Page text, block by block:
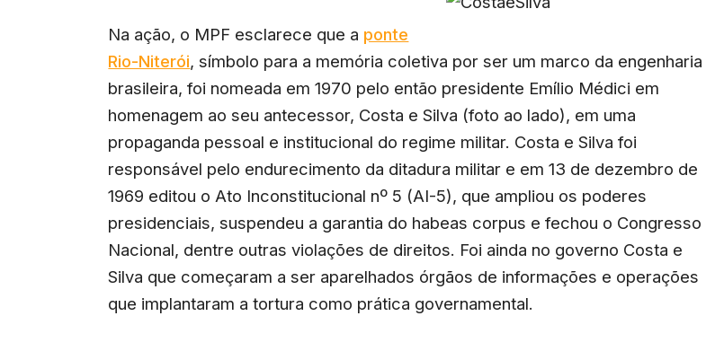
Na ação, o MPF esclarece que a ponte
Rio-Niterói, símbolo para a memória coletiva por ser um marco da engenharia
brasileira, foi nomeada em 1970 pelo então presidente Emílio Médici em
homenagem ao seu antecessor, Costa e Silva (foto ao lado), em uma
propaganda pessoal e institucional do regime militar. Costa e Silva foi
responsável pelo endurecimento da ditadura militar e em 13 de dezembro de
1969 editou o Ato Inconstitucional nº 5 (AI-5), que ampliou os poderes
presidenciais, suspendeu a garantia do habeas corpus e fechou o Congresso
Nacional, dentre outras violações de direitos. Foi ainda no governo Costa e
Silva que começaram a ser aparelhados órgãos de informações e operações
que implantaram a tortura como prática governamental.